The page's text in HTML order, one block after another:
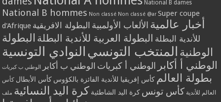
National B dames
National B hommes Non classé Non classé @ar Super coupe
d'Afrique
أخبار عالمية الألعاب الأولمبية البطولة الافريقية
للأندية البطلة البطولة العربية للأندية البطلة البطولة
الوطنية المنتخب التونسي النوادي التونسية
الوطني أ أكابر الوطني أ كبريات الوطني ب أكابر الوطني ب كبريات
بطولة العالم كأس إفريقيا للأندية الفائزة بالكؤوس كأس الأبطال كأس
العالم للأندية كأس تونس كرة اليد الشاطئية كرة اليد النسائية ملف